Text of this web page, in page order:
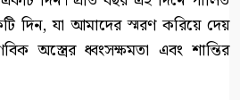
দিন, যা আমাদের স্মরণ করিয়ে দেয়
অস্ত্রের ধ্বংসক্ষমতা এবং শান্তির